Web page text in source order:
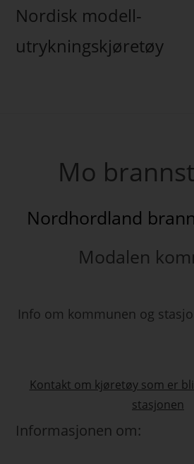
Nordisk modell-
utrykningskjøretøy
Mo
Nordhordland
Modalen
Info om kommunen og
Kontakt om kjøretøy som er
stasjonen
Informasjonen om: